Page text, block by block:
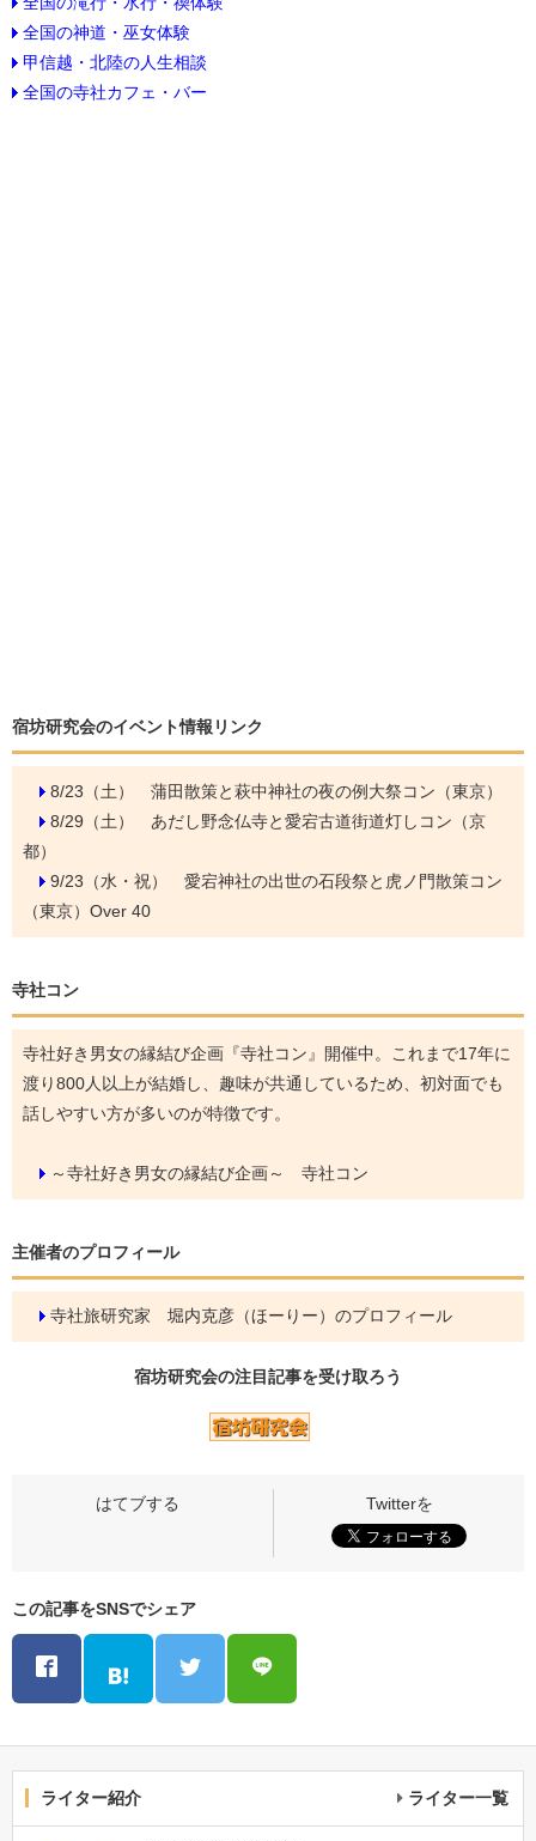
全国の神道・巫女体験
甲信越・北陸の人生相談
全国の寺社カフェ・バー
宿坊研究会のイベント情報リンク
8/23（土） 蒲田散策と萩中神社の夜の例大祭コン（東京）
8/29（土） あだし野念仏寺と愛宕古道街道灯しコン（京
都）
9/23（水・祝） 愛宕神社の出世の石段祭と虎ノ門散策コン
（東京）Over 40
寺社コン
寺社好き男女の縁結び企画『寺社コン』開催中。これまで17年に
渡り800人以上が結婚し、趣味が共通しているため、初対面でも
話しやすい方が多いのが特徴です。
～寺社好き男女の縁結び企画～ 寺社コン
主催者のプロフィール
寺社旅研究家 堀内克彦（ほーりー）のプロフィール
宿坊研究会の注目記事を受け取ろう
この記事をSNSでシェア
ライター紹介 ライター一覧